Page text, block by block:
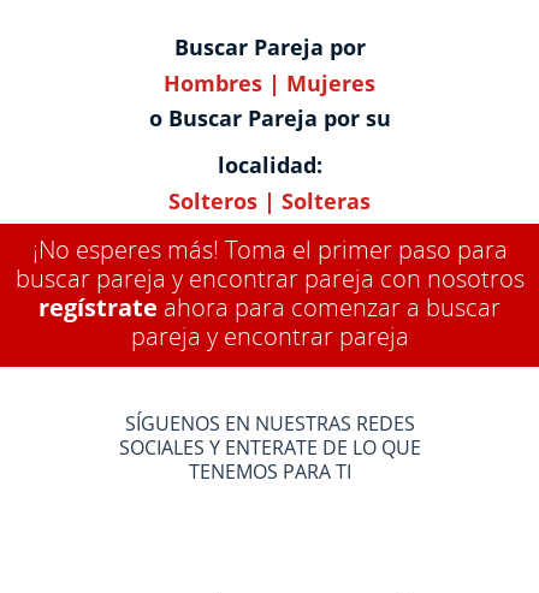
Buscar Pareja por
Hombres | Mujeres
o Buscar Pareja por su
localidad:
Solteros | Solteras
¡No esperes más! Toma el primer paso para
buscar pareja y encontrar pareja con nosotros
regístrate ahora para comenzar a buscar
pareja y encontrar pareja
SÍGUENOS EN NUESTRAS REDES
SOCIALES Y ENTERATE DE LO QUE
TENEMOS PARA TI